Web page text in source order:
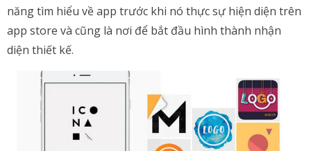
năng tìm hiểu về app trước khi nó thực sự hiện diện trên
app store và cũng là nơi để bắt đầu hình thành nhận
diện thiết kế.